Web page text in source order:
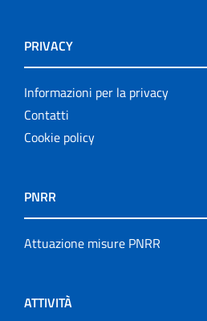
PRIVACY
Informazioni per la privacy
Contatti
Cookie policy
PNRR
Attuazione misure PNRR
ATTIVITÀ